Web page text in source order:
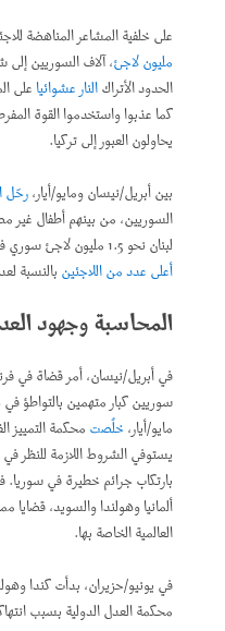
على خلفية المشاعر المناهضة
مليون لاجئ
الحدود الأتراكالنار عشوائياعلى
كما عذبوا واستخدموا القوة
يحاولون العبور إلى تركيا.
بين أبريل/نيسان ومايو/أيار،رحّل
السوريين، من بينهم أطفال
لبنان نحو 1.5 مليون لاجئ سوري فروا منذ 2011، مما يجعله البلد الذي
أعلى عدد من اللاجئينبالنسبة
المحاسبة وجهود
في أبريل/نيسان، أمر قضاة في
سوريين كبار متهمين بالتواطؤ
مايو/أيار،خلُصتمحكمة التمييز
يستوفي الشروط اللازمة للنظر
ألمانيا وهولندا والسويد، قضايا
العالمية الخاصة بها.
في يونيو/حزيران، بدأت كندا
محكمة العدل الدولية بسبب